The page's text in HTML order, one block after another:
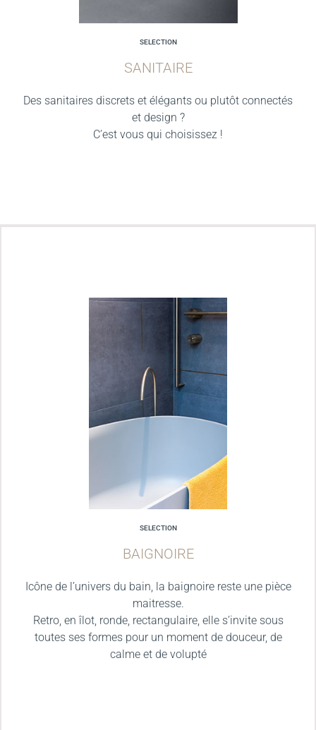
SELECTION
SANITAIRE
Des sanitaires discrets et élégants ou plutôt connectés
et design ?
C’est vous qui choisissez !
SELECTION
BAIGNOIRE
Icône de l’univers du bain, la baignoire reste une pièce
maitresse.
Retro, en îlot, ronde, rectangulaire, elle s’invite sous
toutes ses formes pour un moment de douceur, de
calme et de volupté